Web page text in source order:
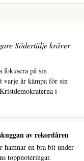
Södertälje kräver
fokusera på sin
varje år kämpa för sin
i
av rekordåren
hamnar en bra bit under
toppnoteringar.